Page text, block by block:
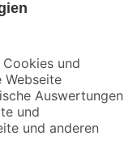
mehr verpassen!